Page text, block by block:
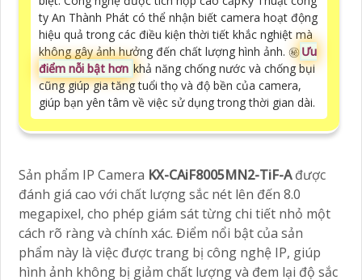
ty An Thành Phát có thể nhận biết camera hoạt động
hiệu quả trong các điều kiện thời tiết khắc nghiệt mà
không gây ảnh hưởng đến chất lượng hình ảnh. ㊙️Ưu
điểm nỗi bật hơn khả năng chống nước và chống bụi
cũng giúp gia tăng tuổi thọ và độ bền của camera,
giúp bạn yên tâm về việc sử dụng trong thời gian dài.
Sản phẩm IP Camera KX-CAiF8005MN2-TiF-Ađược
đánh giá cao với chất lượng sắc nét lên đến 8.0
megapixel, cho phép giám sát từng chi tiết nhỏ một
cách rõ ràng và chính xác. Điểm nổi bật của sản
phẩm này là việc được trang bị công nghệ IP, giúp
hình ảnh không bị giảm chất lượng và đem lại độ sắc